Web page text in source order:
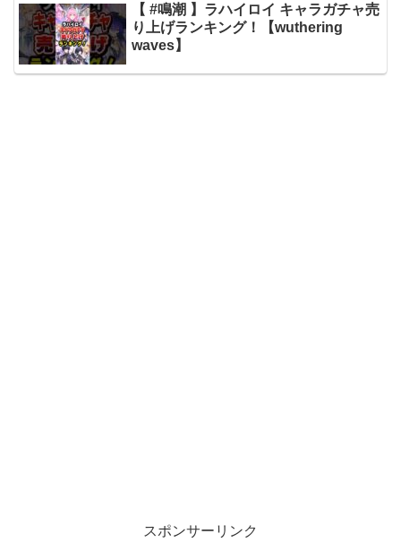
【 #鳴潮 】ラハイロイ キャラガチャ売
り上げランキング！【wuthering
waves】
スポンサーリンク